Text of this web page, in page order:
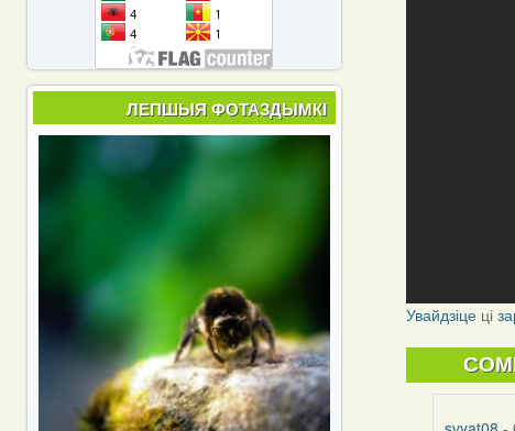
Увайдзіце ці
ЛЕПШЫЯ ФОТАЗДЫМКІ